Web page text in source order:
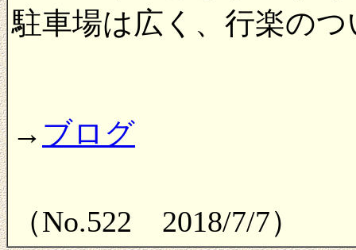
駐車場は広く、行楽の
→ ブログ
（No.522 2018/7/7）